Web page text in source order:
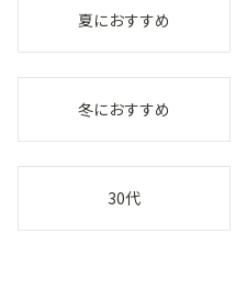
夏におすすめ
冬におすすめ
30代